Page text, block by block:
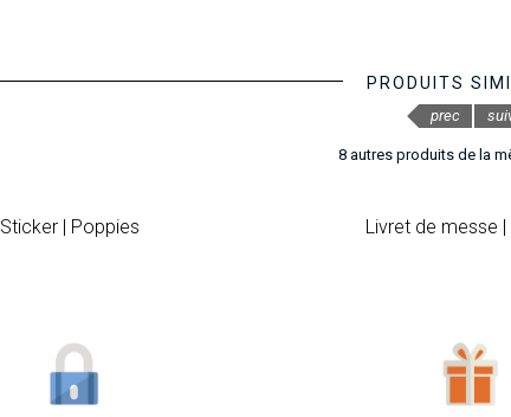
PRODUITS
8 autres produits de la
Sticker | Poppies Livret de messe
prec